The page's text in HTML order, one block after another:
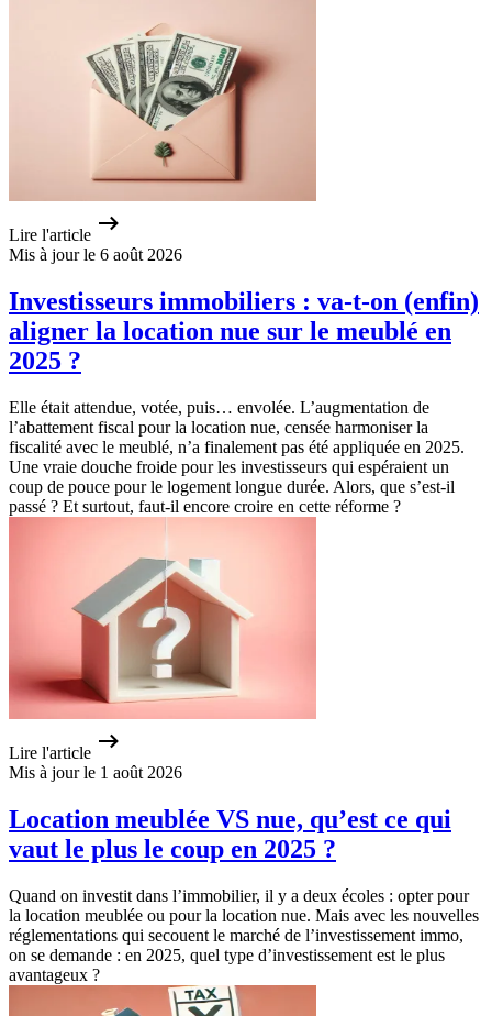
Lire l'article
Mis à jour le 6 août 2026
Investisseurs immobiliers : va-t-on (enfin)
aligner la location nue sur le meublé en
2025 ?
​Elle était attendue, votée, puis… envolée. L’augmentation de
l’abattement fiscal pour la location nue, censée harmoniser la
fiscalité avec le meublé, n’a finalement pas été appliquée en 2025.
Une vraie douche froide pour les investisseurs qui espéraient un
coup de pouce pour le logement longue durée. Alors, que s’est-il
passé ? Et surtout, faut-il encore croire en cette réforme ?
Lire l'article
Mis à jour le 1 août 2026
Location meublée VS nue, qu’est ce qui
vaut le plus le coup en 2025 ?
Quand on investit dans l’immobilier, il y a deux écoles : opter pour
la location meublée ou pour la location nue. Mais avec les nouvelles
réglementations qui secouent le marché de l’investissement immo,
on se demande : en 2025, quel type d’investissement est le plus
avantageux ?